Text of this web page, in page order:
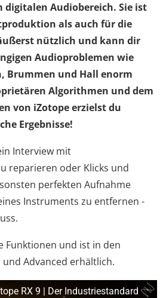
digitalen Audiobereich. Sie ist
als auch für die
nützlich und kann dir
Audioproblemen wie
Brummen und Hall enorm
Algorithmen und dem
von iZotope erzielst du
Ergebnisse!
Interview mit
reparieren oder Klicks und
perfekten Aufnahme
Instruments zu entfernen -
Funktionen und ist in den
Advanced erhältlich.
RX 9 | Der Industriestandard